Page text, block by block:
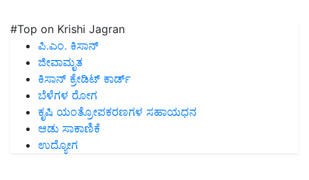
#Top on Krishi Jagran
ಪಿ.ಎಂ. ಕಿಸಾನ್
ಜೀವಾಮೃತ
ಕಿಸಾನ್ ಕ್ರೇಡಿಟ್ ಕಾರ್ಡ್
ಬೆಳೆಗಳ ರೋಗ
ಕೃಷಿ ಯಂತ್ರೋಪಕರಣಗಳ ಸಹಾಯಧನ
ಆಡು ಸಾಕಾಣಿಕೆ
ಉದ್ಯೋಗ